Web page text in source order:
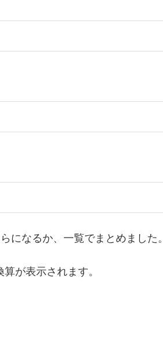
になるか、一覧でまとめました。
が表示されます。